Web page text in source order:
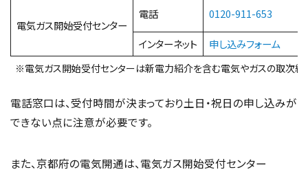
電気ガス開始受付センター
電話 0120-911-653
インターネット 申し込みフォーム
※電気ガス開始受付センターは新電力紹介を含む電気やガスの取次総
電話窓口は、受付時間が決まっており土日・祝日の申し込みが
できない点に注意が必要です。
また、京都府の電気開通は、電気ガス開始受付センター